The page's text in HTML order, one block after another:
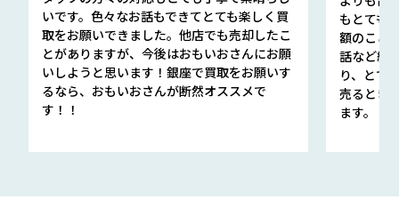
いです。色々なお話もできてとても楽しく買
取をお願いできました。他店でも売却したこ
とがありますが、今後はおもいおさんにお願
いしようと思います！銀座で買取をお願いす
るなら、おもいおさんが断然オススメで
す！！
もとても
額のこと
話など細
り、とて
売るとき
ます。